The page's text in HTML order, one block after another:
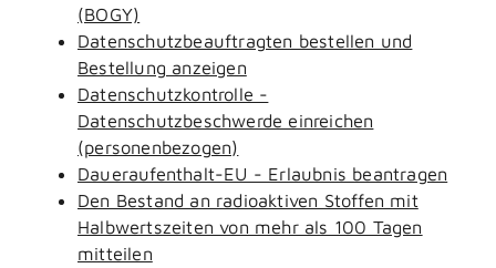
(BOGY)
Datenschutzbeauftragten bestellen und
Bestellung anzeigen
Datenschutzkontrolle -
Datenschutzbeschwerde einreichen
(personenbezogen)
Daueraufenthalt-EU - Erlaubnis beantragen
Den Bestand an radioaktiven Stoffen mit
Halbwertszeiten von mehr als 100 Tagen
mitteilen